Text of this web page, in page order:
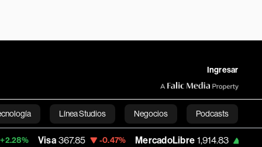
Ingresar
Línea Studios Negocios Podcasts
English
367.85 -0.47% MercadoLibre 1,914.83 +1.31%